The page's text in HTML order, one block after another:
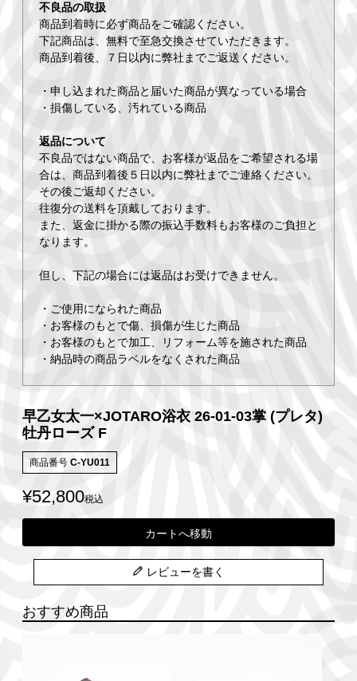
不良品の取扱
商品到着時に必ず商品をご確認ください。
下記商品は、無料で至急交換させていただきます。
商品到着後、７日以内に弊社までご返送ください。
・申し込まれた商品と届いた商品が異なっている場合
・損傷している、汚れている商品
返品について
不良品ではない商品で、お客様が返品をご希望される場
合は、商品到着後５日以内に弊社までご連絡ください。
その後ご返却ください。
往復分の送料を頂戴しております。
また、返金に掛かる際の振込手数料もお客様のご負担と
なります。
但し、下記の場合には返品はお受けできません。
・ご使用になられた商品
・お客様のもとで傷、損傷が生じた商品
・お客様のもとで加工、リフォーム等を施された商品
・納品時の商品ラベルをなくされた商品
早乙女太一×JOTARO浴衣 26-01-03掌 (プレタ)
牡丹ローズ F
商品番号 C-YU011
¥52,800税込
カートへ移動
レビューを書く
おすすめ商品